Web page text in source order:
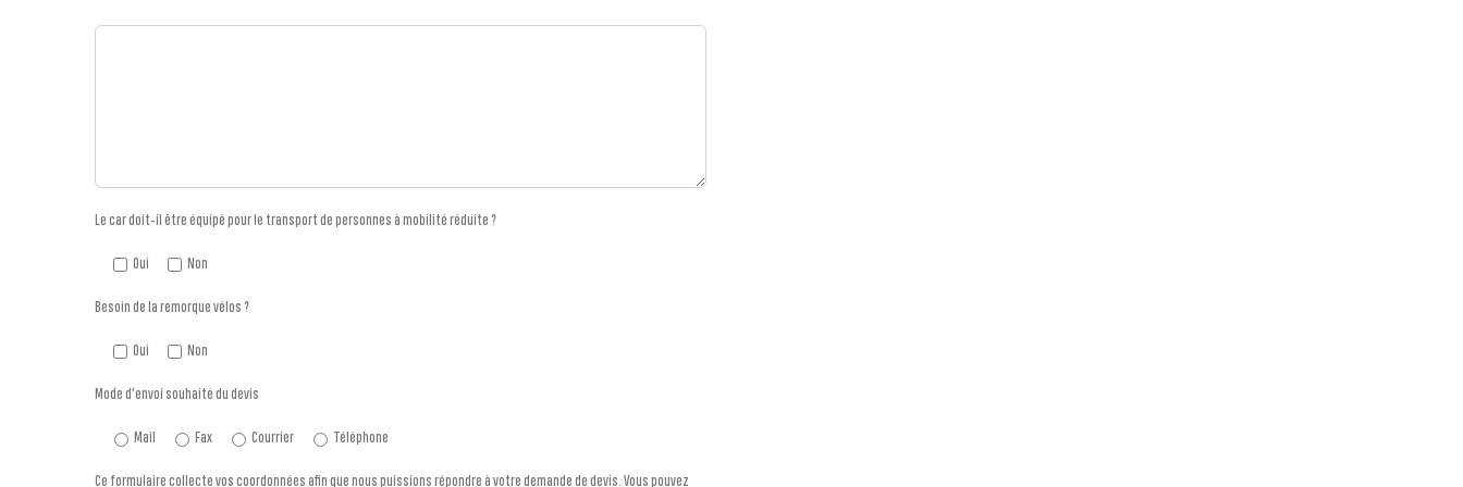
Le car doit-il être équipé pour le transport de personnes à mobilité réduite ?
Oui Non
Besoin de la remorque vélos ?
Oui Non
Mode d'envoi souhaité du devis
Mail Fax Courrier Téléphone
Ce formulaire collecte vos coordonnées afin que nous puissions répondre à votre demande de devis. Vous pouvez